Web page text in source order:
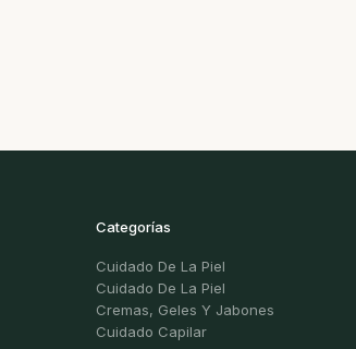
Categorías
Cuidado De La Piel
Cuidado De La Piel
Cremas, Geles Y Jabones
Cuidado Capilar